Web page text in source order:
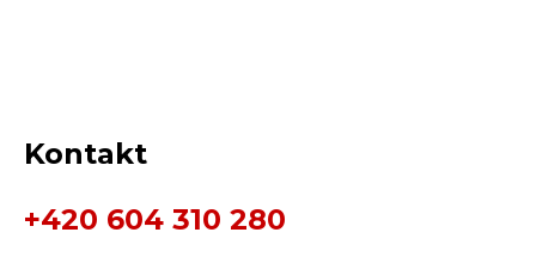
Kontakt
+420 604 310 280